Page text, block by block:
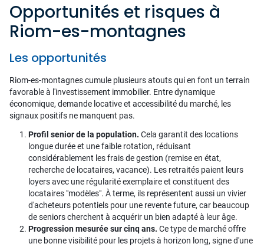
Opportunités et risques à
Riom-es-montagnes
Les opportunités
Riom-es-montagnes cumule plusieurs atouts qui en font un terrain
favorable à l'investissement immobilier. Entre dynamique
économique, demande locative et accessibilité du marché, les
signaux positifs ne manquent pas.
Profil senior de la population. Cela garantit des locations
longue durée et une faible rotation, réduisant
considérablement les frais de gestion (remise en état,
recherche de locataires, vacance). Les retraités paient leurs
loyers avec une régularité exemplaire et constituent des
locataires "modèles". À terme, ils représentent aussi un vivier
d'acheteurs potentiels pour une revente future, car beaucoup
de seniors cherchent à acquérir un bien adapté à leur âge.
Progression mesurée sur cinq ans. Ce type de marché offre
une bonne visibilité pour les projets à horizon long, signe d'une